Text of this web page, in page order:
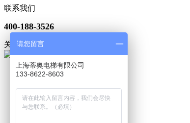
联系我们
400-188-3526
关注微信
请您留言
上海蒂奥电梯有限公司
133-8622-8603